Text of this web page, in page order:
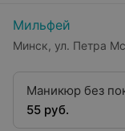
Мильфей
Минск, ул. Петра
Маникюр без
55 руб.